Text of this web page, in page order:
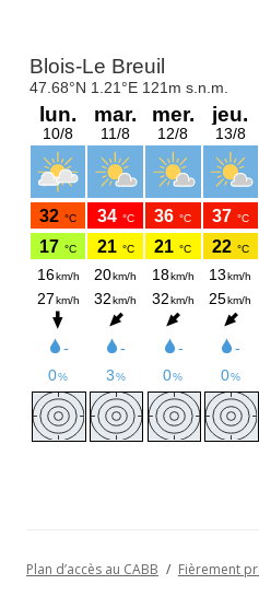
Plan d’accès au CABB Fièrement